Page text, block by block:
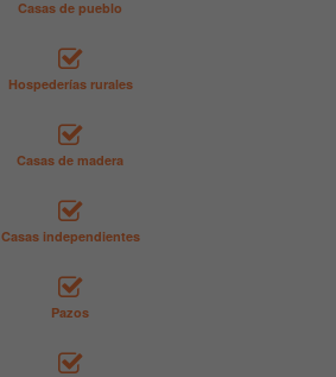
Casas de pueblo
Hospederías rurales
Casas de madera
Casas independientes
Pazos